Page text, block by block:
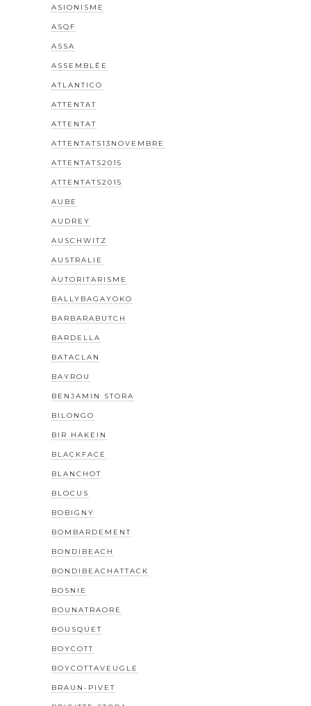
ASIONISME
ASQF
ASSA
ASSEMBLÉE
ATLANTICO
ATTENTAT
ATTENTAT
ATTENTATS13NOVEMBRE
ATTENTATS2015
ATTENTATS2015
AUBE
AUDREY
AUSCHWITZ
AUSTRALIE
AUTORITARISME
BALLYBAGAYOKO
BARBARABUTCH
BARDELLA
BATACLAN
BAYROU
BENJAMIN STORA
BILONGO
BIR HAKEIN
BLACKFACE
BLANCHOT
BLOCUS
BOBIGNY
BOMBARDEMENT
BONDIBEACH
BONDIBEACHATTACK
BOSNIE
BOUNATRAORE
BOUSQUET
BOYCOTT
BOYCOTTAVEUGLE
BRAUN-PIVET